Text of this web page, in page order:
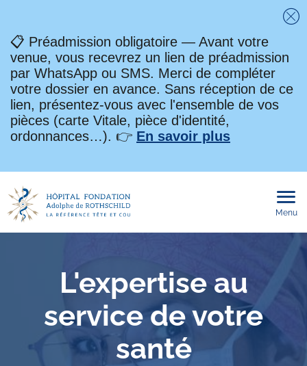
📋 Préadmission obligatoire — Avant votre
venue, vous recevrez un lien de préadmission
par WhatsApp ou SMS. Merci de compléter
votre dossier en avance. Sans réception de ce
lien, présentez-vous avec l'ensemble de vos
pièces (carte Vitale, pièce d'identité,
ordonnances…). 👉 En savoir plus
Menu
L'expertise au
service de votre
santé